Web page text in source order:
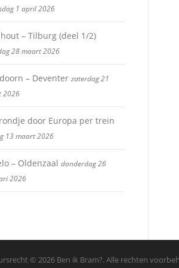
1 april 2026
– Tilburg (deel 1/2)
28 maart 2026
– Deventer zaterdag 21
2026
door Europa per trein
13 maart 2026
– Oldenzaal donderdag 26
2026
© 2026 Ben ik Bram?. Alle rechten